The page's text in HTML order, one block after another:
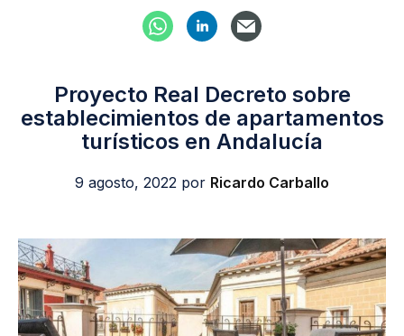
Proyecto Real Decreto sobre
establecimientos de apartamentos
turísticos en Andalucía
9 agosto, 2022 por Ricardo Carballo